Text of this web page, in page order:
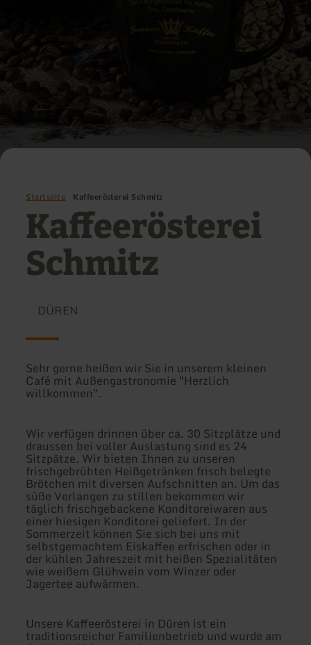
Startseite Kaffeerösterei Schmitz
Kaffeerösterei
Schmitz
DÜREN
Sehr gerne heißen wir Sie in unserem kleinen
Café mit Außengastronomie "Herzlich
willkommen".
Wir verfügen drinnen über ca. 30 Sitzplätze und
draussen bei voller Auslastung sind es 24
Sitzpätze. Wir bieten Ihnen zu unseren
frischgebrühten Heißgetränken frisch belegte
Brötchen mit diversen Aufschnitten an. Um das
süße Verlangen zu stillen bekommen wir
täglich frischgebackene Konditoreiwaren aus
einer hiesigen Konditorei geliefert. In der
Sommerzeit können Sie sich bei uns mit
selbstgemachtem Eiskaffee erfrischen oder in
der kühlen Jahreszeit mit heißen Spezialitäten
wie weißem Glühwein vom Winzer oder
Jagertee aufwärmen.
Unsere Kaffeerösterei in Düren ist ein
traditionsreicher Familienbetrieb und wurde am